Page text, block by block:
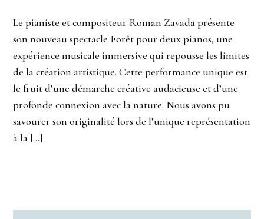
Le pianiste et compositeur Roman Zavada présente
son nouveau spectacle Forêt pour deux pianos, une
expérience musicale immersive qui repousse les limites
de la création artistique. Cette performance unique est
le fruit d’une démarche créative audacieuse et d’une
profonde connexion avec la nature. Nous avons pu
savourer son originalité lors de l’unique représentation
à la […]